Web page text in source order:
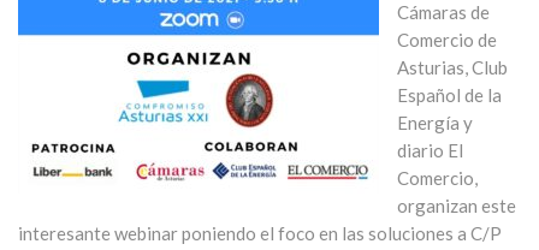
Cámaras de
Comercio de
Asturias, Club
Español de la
Energía y
diario El
Comercio,
organizan este
interesante webinar poniendo el foco en las soluciones a C/P